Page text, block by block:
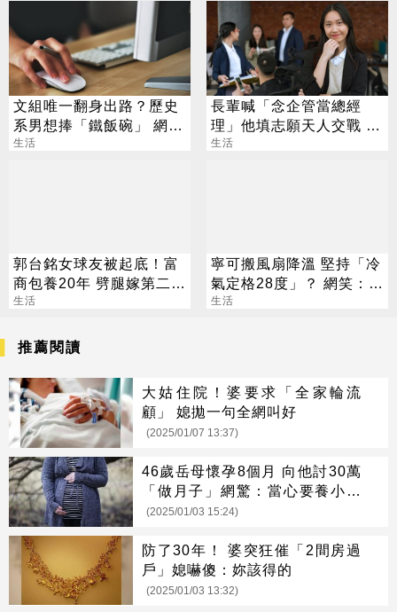
文組唯一翻身出路？歷史
系男想捧「鐵飯碗」 網
勸：眼光太狹隘
生活
長輩喊「念企管當總經
理」他填志願天人交戰 過
來人曝殘酷真相
生活
郭台銘女球友被起底！富
商包養20年 劈腿嫁第二任
老公
生活
寧可搬風扇降溫 堅持「冷
氣定格28度」？ 網笑：全
台長輩通病
生活
推薦閱讀
大姑住院！婆要求「全家輪流
顧」 媳拋一句全網叫好
(2025/01/07 13:37)
46歲岳母懷孕8個月 向他討30萬
「做月子」網驚：當心要養小舅
子
(2025/01/03 15:24)
防了30年！ 婆突狂催「2間房過
戶」媳嚇傻：妳該得的
(2025/01/03 13:32)